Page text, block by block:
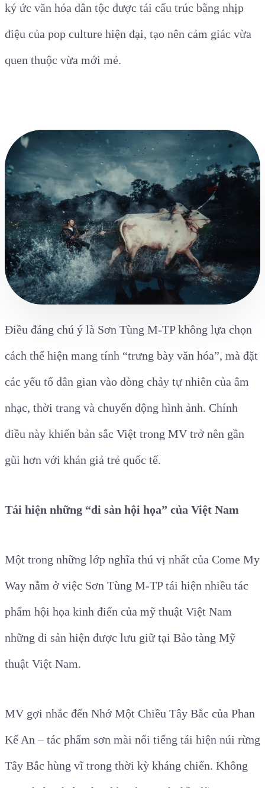
ký ức văn hóa dân tộc được tái cấu trúc bằng nhịp
điệu của pop culture hiện đại, tạo nên cảm giác vừa
quen thuộc vừa mới mẻ.
Điều đáng chú ý là Sơn Tùng M-TP không lựa chọn
cách thể hiện mang tính “trưng bày văn hóa”, mà đặt
các yếu tố dân gian vào dòng chảy tự nhiên của âm
nhạc, thời trang và chuyển động hình ảnh. Chính
điều này khiến bản sắc Việt trong MV trở nên gần
gũi hơn với khán giả trẻ quốc tế.
Tái hiện những “di sản hội họa” của Việt Nam
Một trong những lớp nghĩa thú vị nhất của Come My
Way nằm ở việc Sơn Tùng M-TP tái hiện nhiều tác
phẩm hội họa kinh điển của mỹ thuật Việt Nam
những di sản hiện được lưu giữ tại Bảo tàng Mỹ
thuật Việt Nam.
MV gợi nhắc đến Nhớ Một Chiều Tây Bắc của Phan
Kế An – tác phẩm sơn mài nổi tiếng tái hiện núi rừng
Tây Bắc hùng vĩ trong thời kỳ kháng chiến. Không